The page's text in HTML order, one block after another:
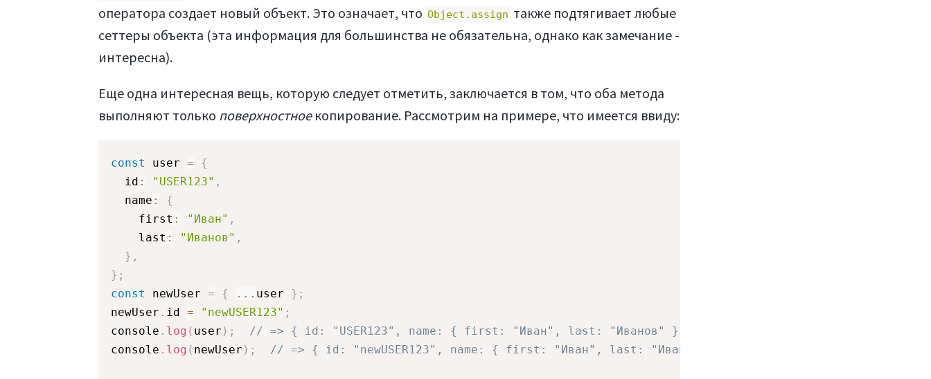
оператора создает новый объект. Это означает, что Object.assign также подтягивает любые
сеттеры объекта (эта информация для большинства не обязательна, однако как замечание -
интересна).
Еще одна интересная вещь, которую следует отметить, заключается в том, что оба метода
выполняют только поверхностноекопирование. Рассмотрим на примере, что имеется ввиду:
const user =
{
  id
: "USER123" ,
  name
:
{
    first
: "Иван" ,
    last
: "Иванов" ,
} ,
} ;
const
newUser = { ... user } ;
newUser . id = "newUSER123" ;
console . log ( user ) ;
// => { id: "USER123", name: { first: "Иван", last: "Иванов" } }
console . log ( newUser ) ; // => { id: "newUSER123", name: { first: "Иван", last: "Иванов" } }